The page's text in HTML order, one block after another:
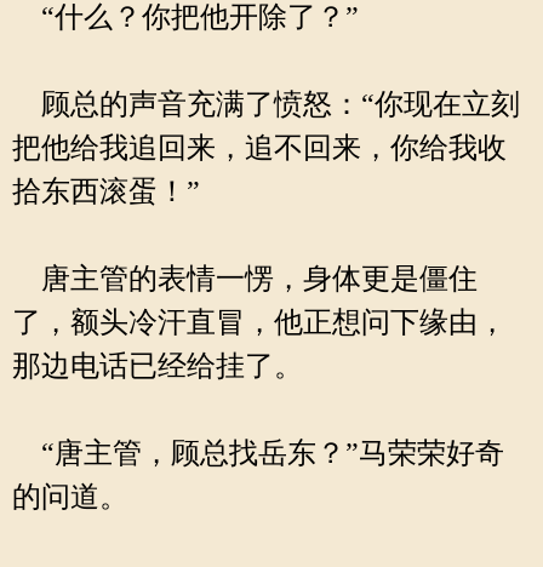
“什么？你把他开除了？”
顾总的声音充满了愤怒：“你现在立刻
把他给我追回来，追不回来，你给我收
拾东西滚蛋！”
唐主管的表情一愣，身体更是僵住
了，额头冷汗直冒，他正想问下缘由，
那边电话已经给挂了。
“唐主管，顾总找岳东？”马荣荣好奇
的问道。